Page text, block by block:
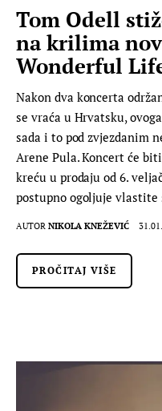
Tom Odell
na krilima
Wonderful
Nakon dva koncerta
se vraća u Hrvatsku,
sada i to pod zvjezdanim
Arene Pula. Koncert će
kreću u prodaju od 6.
postupno ogoljuje
AUTOR NIKOLA KNEŽEVIĆ
PROČITAJ VIŠE